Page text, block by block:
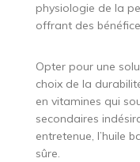
physiologie de la
offrant des
Opter pour une
choix de la
en vitamines qui
secondaires
entretenue, l’huile
sûre.